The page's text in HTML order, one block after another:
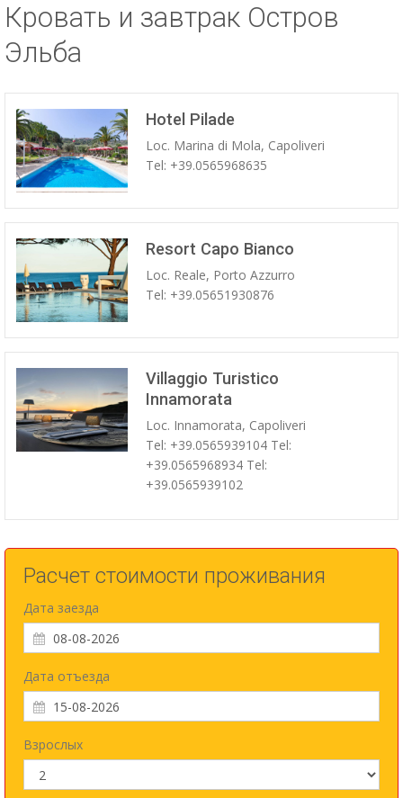
ESP
Кровать и завтрак Остров
Эльба
Hotel Pilade
Loc. Marina di Mola, Capoliveri
Tel: +39.0565968635
Resort Capo Bianco
Loc. Reale, Porto Azzurro
Tel: +39.05651930876
Villaggio Turistico
Innamorata
Loc. Innamorata, Capoliveri
Tel: +39.0565939104 Tel:
+39.0565968934 Tel:
+39.0565939102
Расчет стоимости проживания
Дата заезда
Дата отъезда
Взрослых